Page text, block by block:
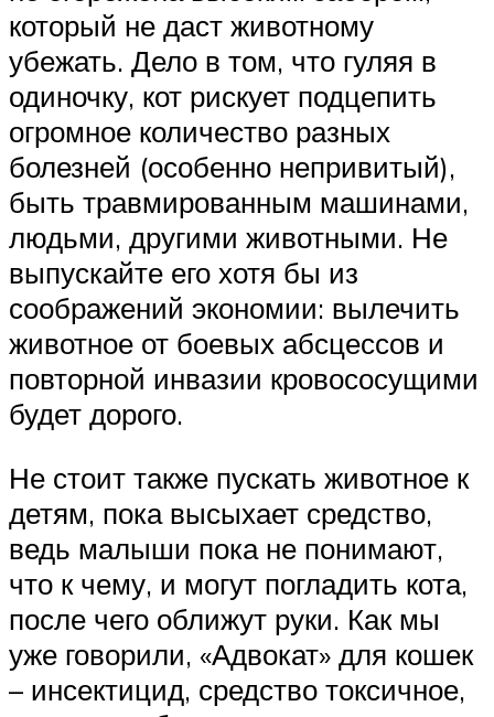
который не даст животному
убежать. Дело в том, что гуляя в
одиночку, кот рискует подцепить
огромное количество разных
болезней (особенно непривитый),
быть травмированным машинами,
людьми, другими животными. Не
выпускайте его хотя бы из
соображений экономии: вылечить
животное от боевых абсцессов и
повторной инвазии кровососущими
будет дорого.
Не стоит также пускать животное к
детям, пока высыхает средство,
ведь малыши пока не понимают,
что к чему, и могут погладить кота,
после чего оближут руки. Как мы
уже говорили, «Адвокат» для кошек
– инсектицид, средство токсичное,